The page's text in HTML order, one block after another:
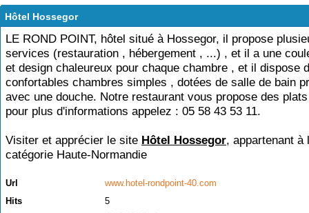
Hôtel Hossegor
LE ROND POINT, hôtel situé à Hossegor, il propose
services (restauration , hébergement , ...) , et il a une
et design chaleureux pour chaque chambre , et il dispose
confortables chambres simples , dotées de salle de bain
avec une douche. Notre restaurant vous propose des
pour plus d'informations appelez : 05 58 43 53 11.
Visiter et apprécier le site Hôtel Hossegor, appartenant à
catégorie Haute-Normandie
Url
www.hotel-rondpoint-40.com
Hits
5